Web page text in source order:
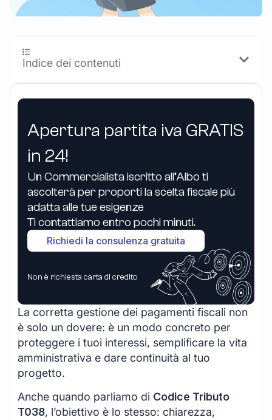
Apertura partita iva GRATIS
in 24!
Un Commercialista iscritto all’Albo ti
ascolterà per proporti la scelta fiscale più
adatta alle tue esigenze
Ti contattiamo entro pochi minuti.
Richiedi la consulenza gratuita
Non è richiesta carta di credito
La corretta gestione dei pagamenti fiscali non
è solo un dovere: è un modo concreto per
proteggere i tuoi interessi, semplificare la vita
amministrativa e dare continuità al tuo
progetto.
Anche quando parliamo di Codice Tributo
T038, l’obiettivo è lo stesso: chiarezza,
Indice dei contenuti